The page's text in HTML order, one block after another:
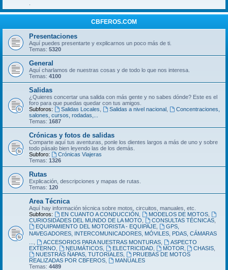
CBFEROS.COM
Presentaciones
Aquí puedes presentarte y explicarnos un poco más de ti.
Temas: 5320
General
Aquí charlamos de nuestras cosas y de todo lo que nos interesa.
Temas: 4100
Salidas
¿Quieres concertar una salida con más gente y no sabes dónde? Este es el
foro para que puedas quedar con tus amigos.
Subforos:
Salidas Locales Salidas a nivel nacional,
Concentraciones,
salones, cursos, rodadas,...
Temas: 1687
Crónicas y fotos de salidas
Comparte aquí tus aventuras, ponle los dientes largos a más de uno y sobre
todo pásalo bien leyendo las de los demás.
Subforo:
Crónicas Viajeras
Temas: 1326
Rutas
Explicación, descripciones y mapas de rutas.
Temas: 120
Area Técnica
Aquí hay información técnica sobre motos, circuitos, manuales, etc.
Subforos:
EN CUANTO A CONDUCCIÓN MODELOS DE MOTOS,
CURIOSIDADES DEL MUNDO DE LA MOTO
CONSULTAS TÉCNICAS,
EQUIPAMIENTO DEL MOTORISTA - EQUIPAJE,
GPS,
NAVEGADORES, INTERCOMUNICADORES, MÓVILES, PDAS, CÁMARAS
ACCESORIOS PARA NUESTRAS MONTURAS,
ASPECTO
EXTERNO
NEUMÁTICOS, ELECTRICIDAD, MOTOR CHASIS
NUESTRAS ÑAPAS, TUTORIALES,
PRUEBAS DE MOTOS
REALIZADAS POR CBFEROS
MANUALES
Temas: 4489